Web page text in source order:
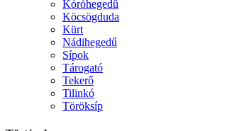
Kóróhegedű
Köcsögduda
Kürt
Nádihegedű
Sípok
Tárogató
Tekerő
Tilinkó
Töröksíp